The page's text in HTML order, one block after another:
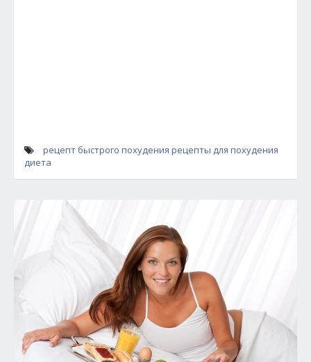
рецепт быстрого похудения рецепты для похудения
диета